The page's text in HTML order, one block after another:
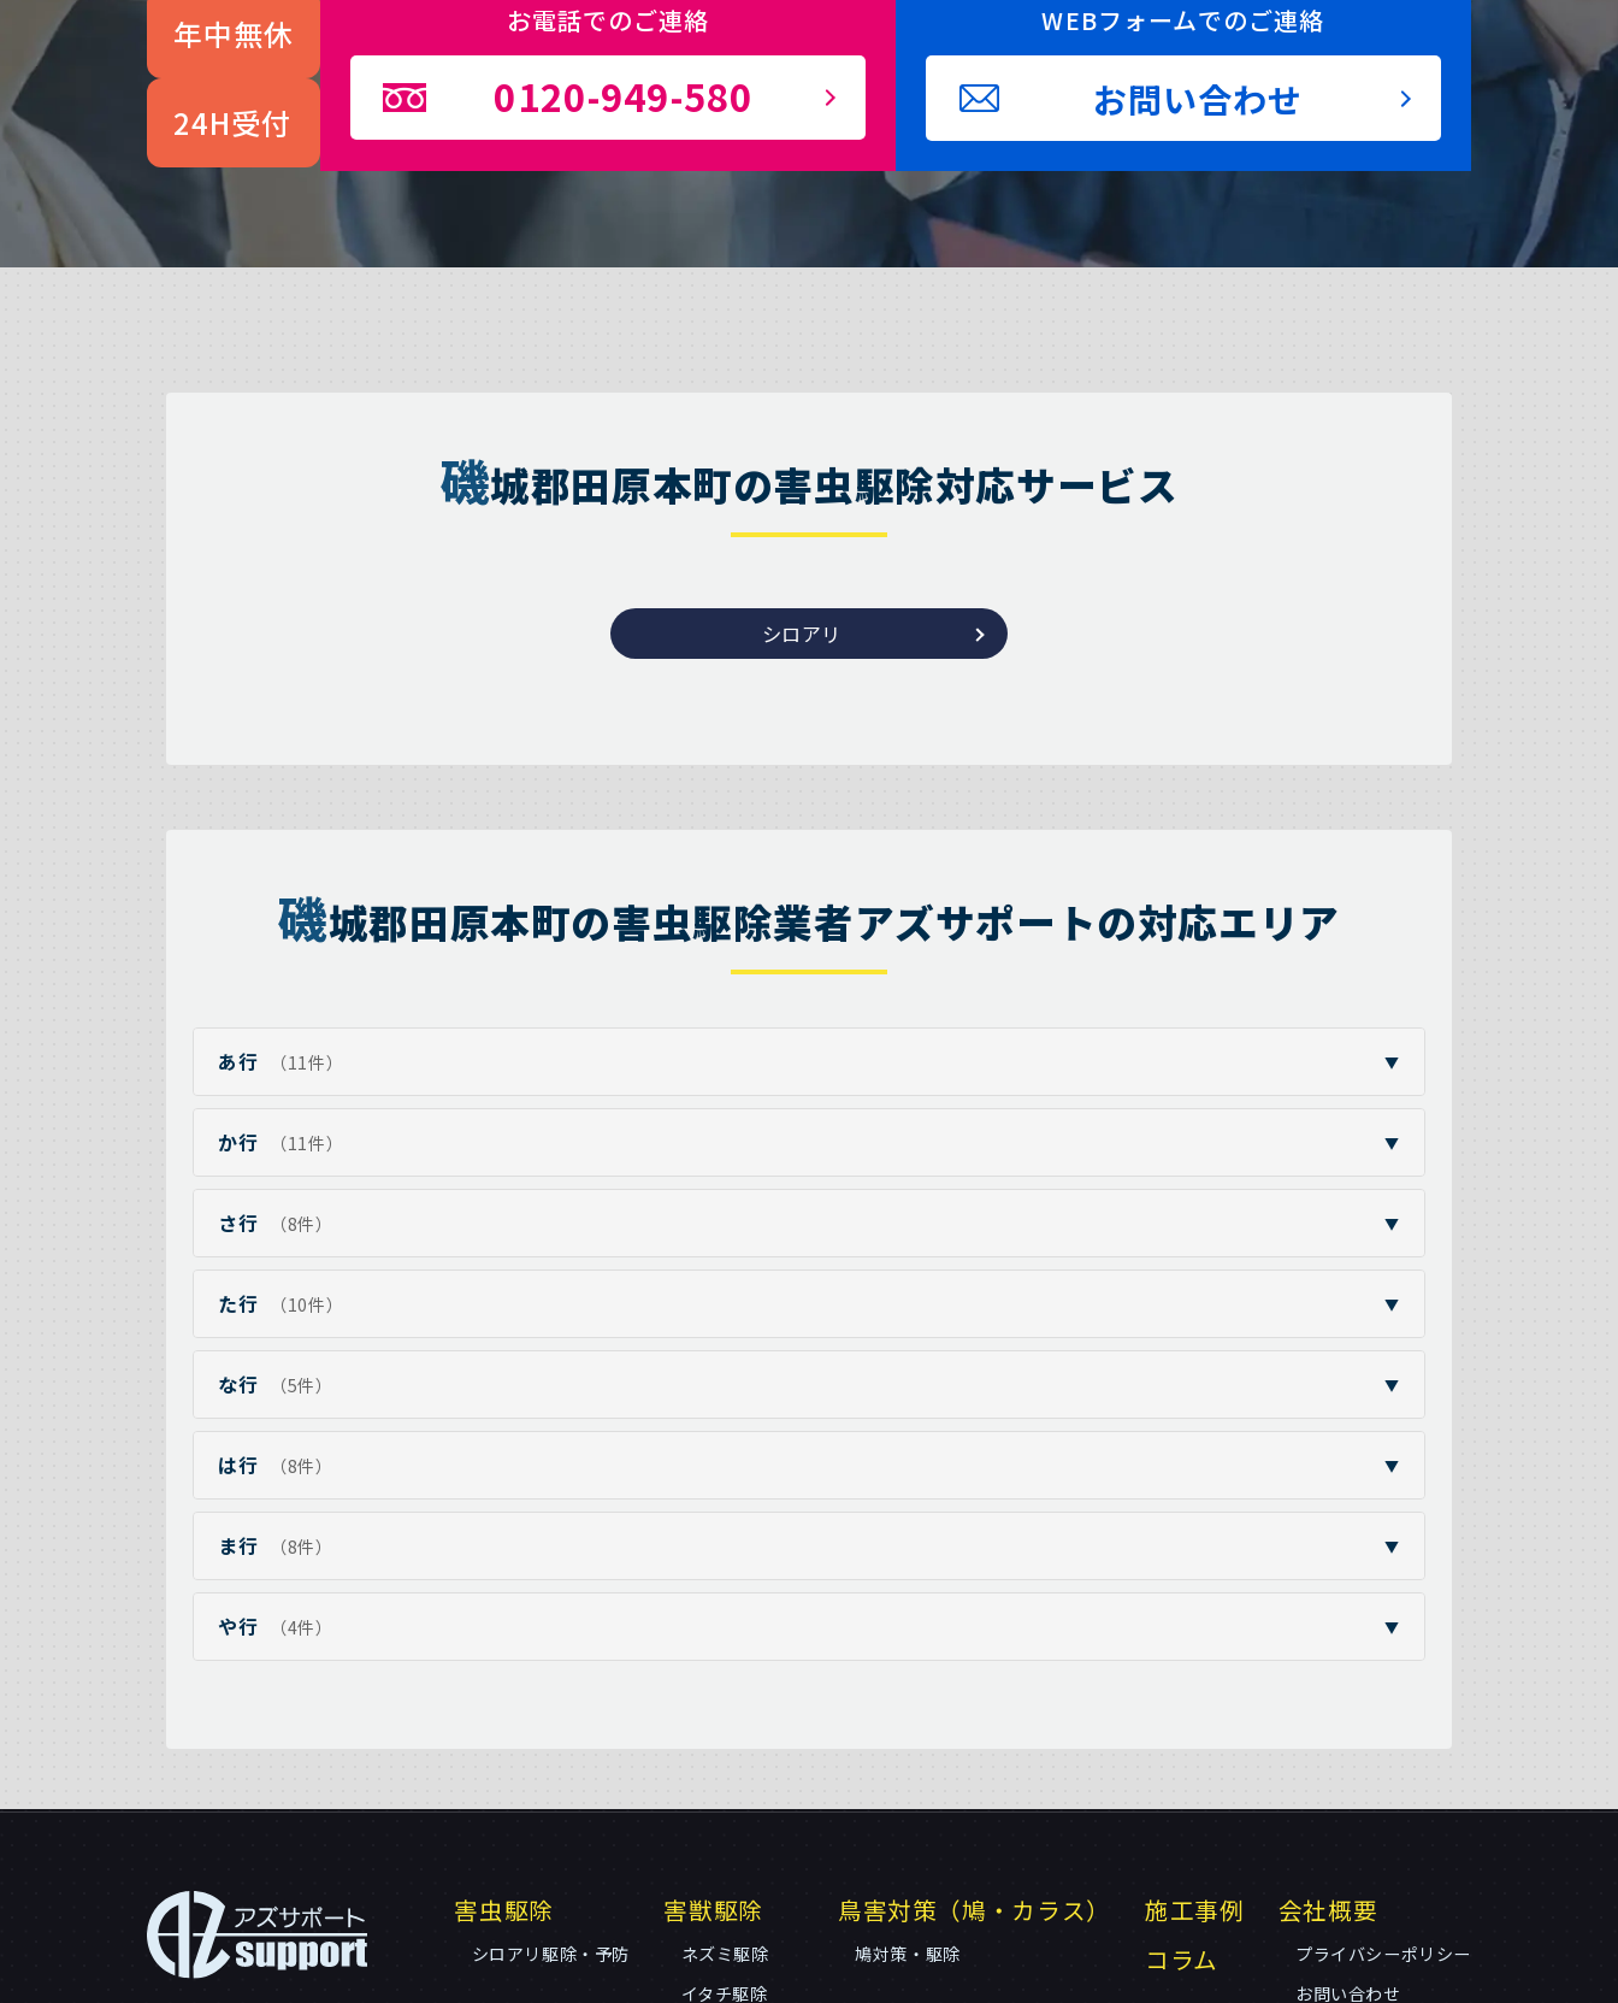
年中無休
24H受付
お電話でのご連絡
0120-949-580
WEBフォームでのご連絡
お問い合わせ
磯城郡田原本町の害虫駆除対応サービス
シロアリ
磯城郡田原本町の害虫駆除業者アズサポートの対応エリア
あ行 （11件） ▼
か行 （11件） ▼
さ行 （8件） ▼
た行 （10件） ▼
な行 （5件） ▼
は行 （8件） ▼
ま行 （8件） ▼
や行 （4件） ▼
害虫駆除
シロアリ駆除・予防
害獣駆除
ネズミ駆除
イタチ駆除
鳥害対策（鳩・カラス）
鳩対策・駆除
施工事例
コラム
会社概要
プライバシーポリシー
お問い合わせ